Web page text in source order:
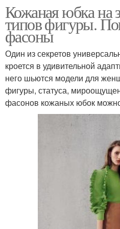
Кожаная юбка на
типов фигуры.
фасоны
Один из секретов
кроется в удивительной
него шьются модели для
фигуры, статуса,
фасонов кожаных юбок